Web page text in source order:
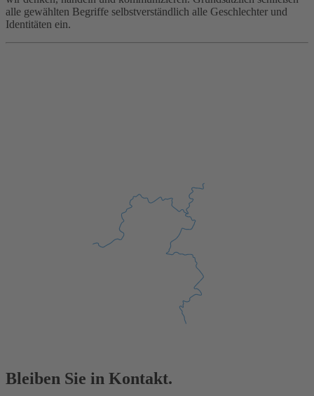
alle gewählten Begriffe selbstverständlich alle Geschlechter und
Identitäten ein.
Bleiben Sie in Kontakt.